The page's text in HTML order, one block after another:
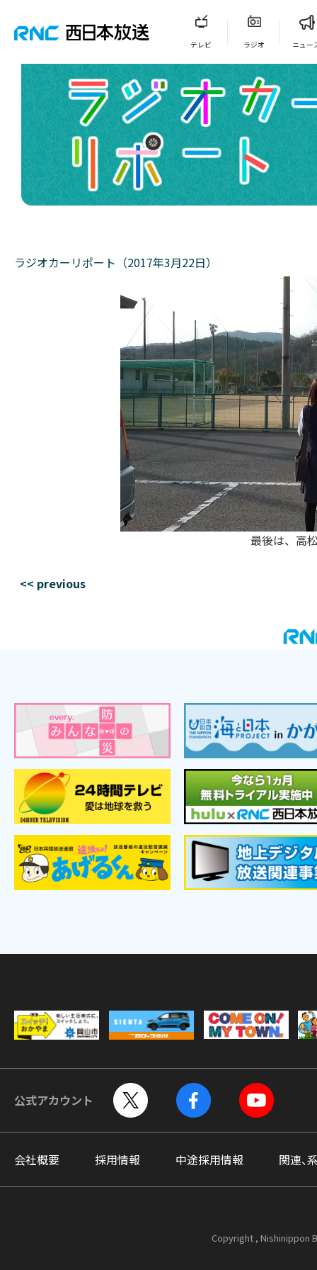
テレビ ラジオ ニュー
ラジオカーリポート（2017年3月22日）
最後は、高
<< previous
公式アカウント
会社概要 採用情報 中途採用情報 関連、
Copyright , Nishinippon